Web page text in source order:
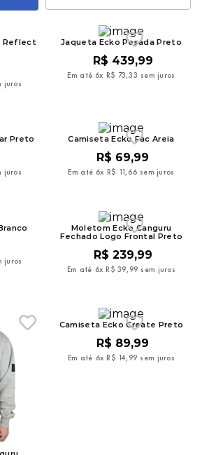
Reflect
juros
Jaqueta Ecko Pesada Preto
R$ 439,99
Em até 6x R$ 73,33 sem juros
Preto
juros
Camiseta Ecko Fac Areia
R$ 69,99
Em até 6x R$ 11, 66 sem juros
juros
Moletom Ecko Canguru
Fechado Logo Frontal Preto
R$ 239,99
Em até 6x R$ 39, 99 sem juros
Camiseta Ecko Create Preto
R$ 89,99
Em até 6x R$ 14, 99 sem juros